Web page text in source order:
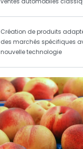
Création de produits
des marchés spécifiques
nouvelle technologie